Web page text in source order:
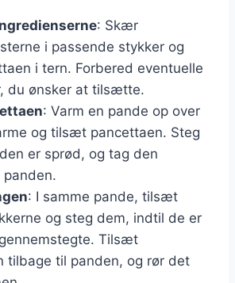
: Skær
i passende stykker og
i tern. Forbered eventuelle
du ønsker at tilsætte.
: Varm en pande op over
og tilsæt pancettaen. Steg
er sprød, og tag den
: I samme pande, tilsæt
og steg dem, indtil de er
Tilsæt
tilbage til panden, og rør det